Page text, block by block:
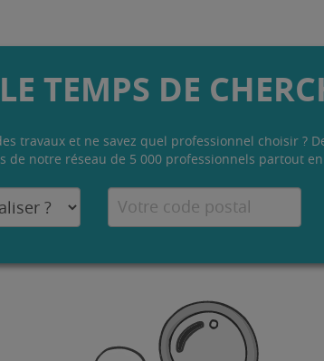
TEMPS DE
travaux et ne savez quel professionnel choisir ?
de notre réseau de 5 000 professionnels partout en